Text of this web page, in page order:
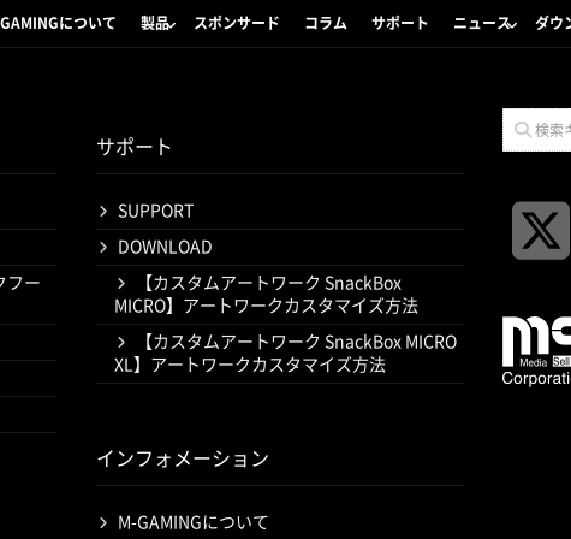
について 製品 スポンサード コラム サポート ニュース ダウ
フー
サポート
SUPPORT
DOWNLOAD
【カスタムアートワーク SnackBox
MICRO】アートワークカスタマイズ方法
【カスタムアートワーク SnackBox MICRO
XL】アートワークカスタマイズ方法
インフォメーション
M-GAMINGについて